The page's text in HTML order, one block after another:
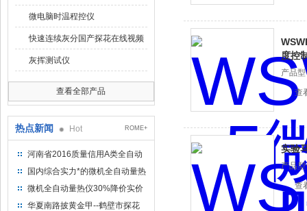
微电脑时温程控仪
快速连续灰分国产探花在线视频
灰挥测试仪
查看全部产品
热点新闻 Hot ROME+
河南省2016质量信用A类全自动
量热仪
国内综合实力*的微机全自动量热
仪制造企业
微机全自动量热仪30%降价实价
出售
华夏南路披黄金甲--鹤壁市探花
度控
产品型号
查
实验
产品型号
查